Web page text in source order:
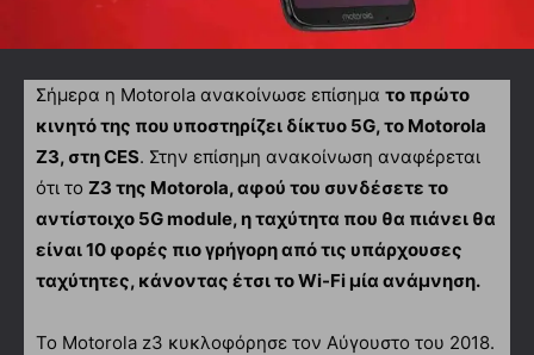
Σήμερα η Motorola ανακοίνωσε επίσημα το πρώτο
κινητό της που υποστηρίζει δίκτυο 5G, το Motorola
Z3, στη CES. Στην επίσημη ανακοίνωση αναφέρεται
ότι το Z3 της Motorola, αφού του συνδέσετε το
αντίστοιχο 5G module, η ταχύτητα που θα πιάνει θα
είναι 10 φορές πιο γρήγορη από τις υπάρχουσες
ταχύτητες, κάνοντας έτσι το Wi-Fi μία ανάμνηση.
Το Motorola z3 κυκλοφόρησε τον Αύγουστο του 2018.